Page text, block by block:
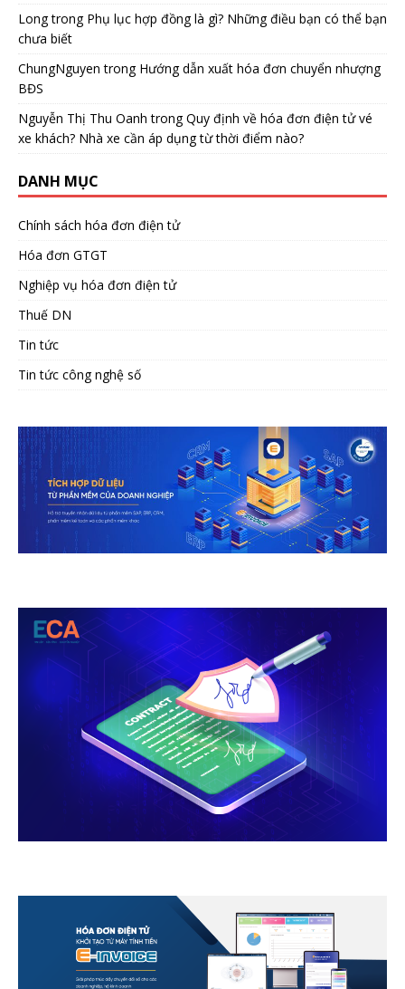
Longtrong Phụ lục hợp đồng là gì? Những điều bạn có thể bạn
chưa biết
ChungNguyen trong Hướng dẫn xuất hóa đơn chuyển nhượng
BĐS
Nguyễn Thị Thu Oanh trongQuy định về hóa đơn điện tử vé
xe khách? Nhà xe cần áp dụng từ thời điểm nào?
DANH MỤC
Chính sách hóa đơn điện tử
Hóa đơn GTGT
Nghiệp vụ hóa đơn điện tử
Thuế DN
Tin tức
Tin tức công nghệ số